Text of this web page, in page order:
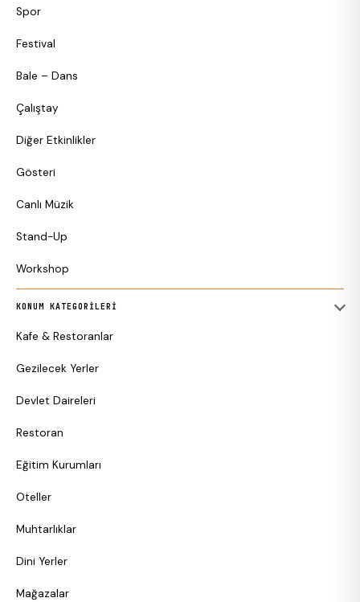
Spor
Festival
Bale – Dans
Çalıştay
Diğer Etkinlikler
Gösteri
Canlı Müzik
Stand-Up
Workshop
KONUM KATEGORILERI
Kafe & Restoranlar
Gezilecek Yerler
Devlet Daireleri
Restoran
Eğitim Kurumları
Oteller
Muhtarlıklar
Dini Yerler
Mağazalar